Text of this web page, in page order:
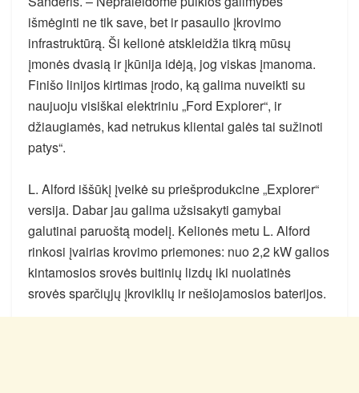
išmėginti ne tik save, bet ir pasaulio įkrovimo
infrastruktūrą. Ši kelionė atskleidžia tikrą mūsų
įmonės dvasią ir įkūnija idėją, jog viskas įmanoma.
Finišo linijos kirtimas įrodo, ką galima nuveikti su
naujuoju visiškai elektriniu „Ford Explorer“, ir
džiaugiamės, kad netrukus klientai galės tai sužinoti
patys“.
L. Alford iššūkį įveikė su priešprodukcine „Explorer“
versija. Dabar jau galima užsisakyti gamybai
galutinai paruoštą modelį. Kelionės metu L. Alford
rinkosi įvairias krovimo priemones: nuo 2,2 kW galios
kintamosios srovės buitinių lizdų iki nuolatinės
srovės sparčiųjų įkroviklių ir nešiojamosios baterijos.